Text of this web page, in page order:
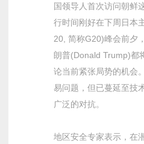
国领导人首次访问朝鲜
行时间刚好在下周日本
20, 简称G20)峰会前夕
朗普(Donald Trump)都
论当前紧张局势的机会
易问题，但已蔓延至技
广泛的对抗。
地区安全专家表示，在